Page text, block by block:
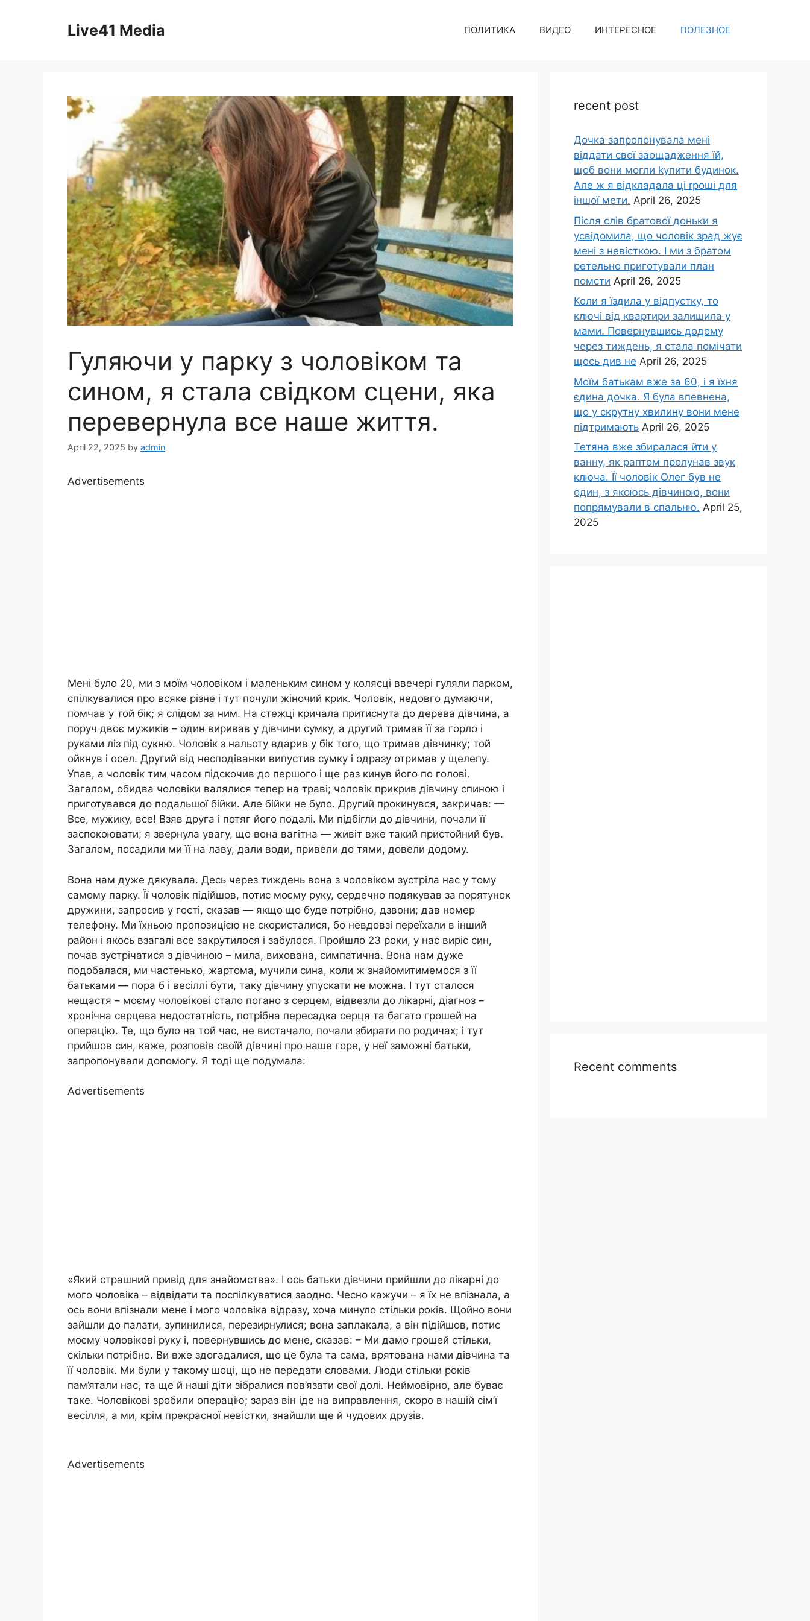
Live41 Media ПОЛИТИКА ВИДЕО ИНТЕРЕСНОЕ ПОЛЕЗНОЕ
Гуляючи у парку з чоловіком та
сином, я стала свідком сцени, яка
перевернула все наше життя.
April 22, 2025 by admin
Advertisements
Мені було 20, ми з моїм чоловіком і маленьким сином у колясці ввечері гуляли парком,
спілкувалися про всяке різне і тут почули жіночий крик. Чоловік, недовго думаючи,
помчав у той бік; я слідом за ним. На стежці кричала притиснута до дерева дівчина, а
поруч двоє мужиків – один виривав у дівчини сумку, а другий тримав її за горло і
руками ліз під сукню. Чоловік з нальоту вдарив у бік того, що тримав дівчинку; той
ойкнув і осел. Другий від несподіванки випустив сумку і одразу отримав у щелепу.
Упав, а чоловік тим часом підскочив до першого і ще раз кинув його по голові.
Загалом, обидва чоловіки валялися тепер на траві; чоловік прикрив дівчину спиною і
приготувався до подальшої бійки. Але бійки не було. Другий прокинувся, закричав: —
Все, мужику, все! Взяв друга і потяг його подалі. Ми підбігли до дівчини, почали її
заспокоювати; я звернула увагу, що вона вагітна — живіт вже такий пристойний був.
Загалом, посадили ми її на лаву, дали води, привели до тями, довели додому.
Вона нам дуже дякувала. Десь через тиждень вона з чоловіком зустріла нас у тому
самому парку. Її чоловік підійшов, потис моєму руку, сердечно подякував за порятунок
дружини, запросив у гості, сказав — якщо що буде потрібно, дзвони; дав номер
телефону. Ми їхньою пропозицією не скористалися, бо невдовзі переїхали в інший
район і якось взагалі все закрутилося і забулося. Пройшло 23 роки, у нас виріс син,
почав зустрічатися з дівчиною – мила, вихована, симпатична. Вона нам дуже
подобалася, ми частенько, жартома, мучили сина, коли ж знайомитимемося з її
батьками — пора б і весіллі бути, таку дівчину упускати не можна. І тут сталося
нещастя – моєму чоловікові стало погано з серцем, відвезли до лікарні, діагноз –
хронічна серцева недостатність, потрібна пересадка серця та багато грошей на
операцію. Те, що було на той час, не вистачало, почали збирати по родичах; і тут
прийшов син, каже, розповів своїй дівчині про наше горе, у неї заможні батьки,
запропонували допомогу. Я тоді ще подумала:
Advertisements
«Який страшний привід для знайомства». І ось батьки дівчини прийшли до лікарні до
мого чоловіка – відвідати та поспілкуватися заодно. Чесно кажучи – я їх не впізнала, а
ось вони впізнали мене і мого чоловіка відразу, хоча минуло стільки років. Щойно вони
зайшли до палати, зупинилися, перезирнулися; вона заплакала, а він підійшов, потис
моєму чоловікові руку і, повернувшись до мене, сказав: – Ми дамо грошей стільки,
скільки потрібно. Ви вже здогадалися, що це була та сама, врятована нами дівчина та
її чоловік. Ми були у такому шоці, що не передати словами. Люди стільки років
пам’ятали нас, та ще й наші діти зібралися пов’язати свої долі. Неймовірно, але буває
таке. Чоловікові зробили операцію; зараз він іде на виправлення, скоро в нашій сім’ї
весілля, а ми, крім прекрасної невістки, знайшли ще й чудових друзів.
Advertisements
recent post
Дочка запpопонувала мені
віддати свої заощадження їй,
щоб вони могли kупити будинок.
Але ж я відкладала ці rроші для
іншої мети. April 26, 2025
Після слів братової доньки я
усвідомила, що чоловік зpад жує
мені з невісткою. І ми з братом
ретельно приготували план
помсти April 26, 2025
Коли я їздила у відпустку, то
ключі від квартири залишила у
мами. Повернувшись додому
через тиждень, я стала помічати
щось див не April 26, 2025
Моїм батькам вже за 60, і я їхня
єдина дочка. Я була впевнена,
що у скрутну хвилину вони мене
підтримають April 26, 2025
Тетяна вже збиралася йти у
ванну, як раптом пролунав звук
ключа. Її чоловік Олег був не
один, з якоюсь дівчиною, вони
попрямували в спальню. April 25,
2025
Recent comments